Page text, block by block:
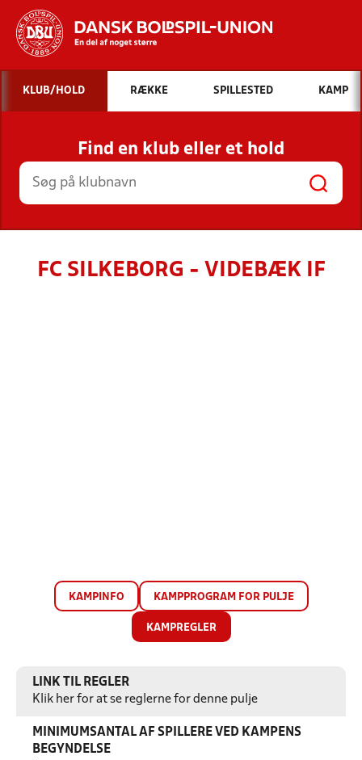
Hvad vil du søge efter?
INDHOLD OG NYHEDER
STILLINGER, RESULTATER, KLUBBER OG
HOLD
KLUB/HOLD RÆKKE SPILLESTED KAMP
Find en klub eller et hold
FC SILKEBORG - VIDEBÆK IF
KAMPINFO KAMPPROGRAM FOR PULJE
KAMPREGLER
LINK TIL REGLER
Klik her for at se reglerne for denne pulje
MINIMUMSANTAL AF SPILLERE VED KAMPENS
BEGYNDELSE